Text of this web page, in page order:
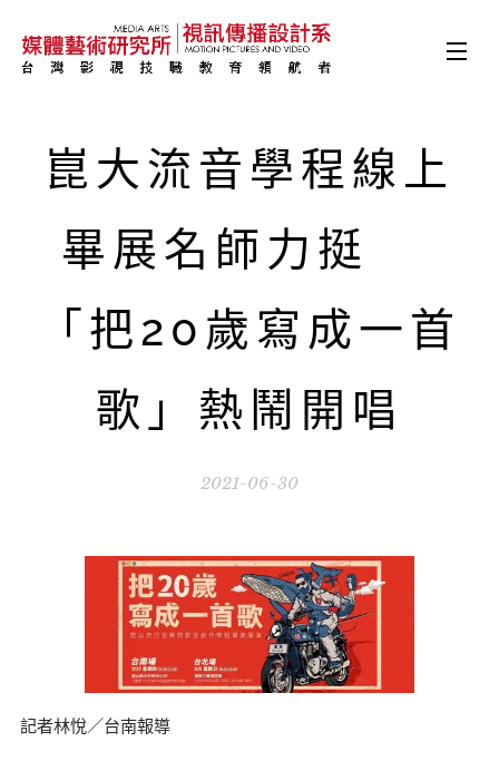
崑大流音學程線上
畢展名師力挺
「把20歲寫成一首
歌」熱鬧開唱
2021-06-30
記者林悅／台南報導